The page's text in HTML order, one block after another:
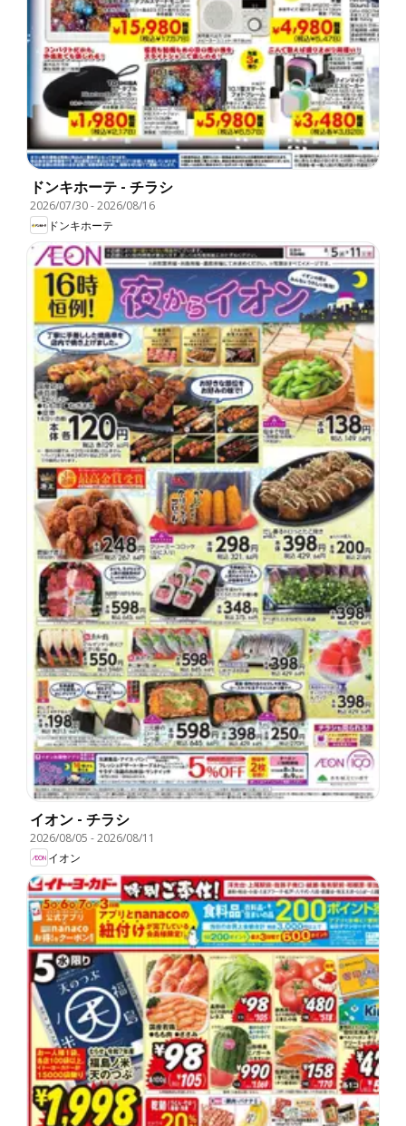
ドンキホーテ - チラシ
2026/07/30-2026/08/16
ドンキホーテ
イオン - チラシ
2026/08/05 -2026/08/11
イオン